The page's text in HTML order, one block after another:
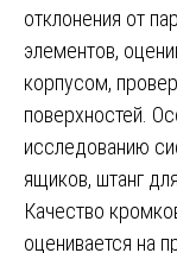
отклонения от
элементов,
корпусом,
поверхностей.
исследованию
ящиков, штанг
Качество
оценивается на